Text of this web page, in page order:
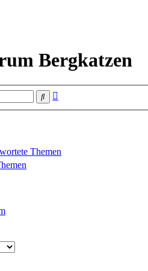
Bergkatzen
Suche
Themen